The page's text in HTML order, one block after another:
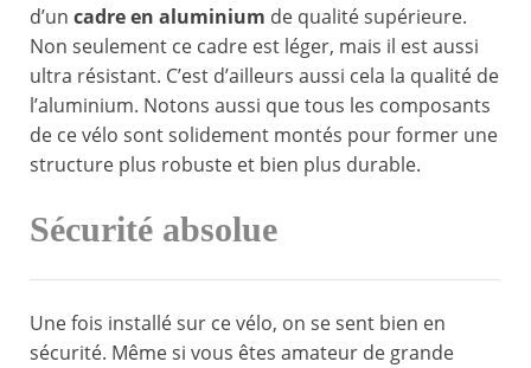
d’un cadre en aluminium de qualité supérieure.
Non seulement ce cadre est léger, mais il est aussi
ultra résistant. C’est d’ailleurs aussi cela la qualité de
l’aluminium. Notons aussi que tous les composants
de ce vélo sont solidement montés pour former une
structure plus robuste et bien plus durable.
Sécurité absolue
Une fois installé sur ce vélo, on se sent bien en
sécurité. Même si vous êtes amateur de grande